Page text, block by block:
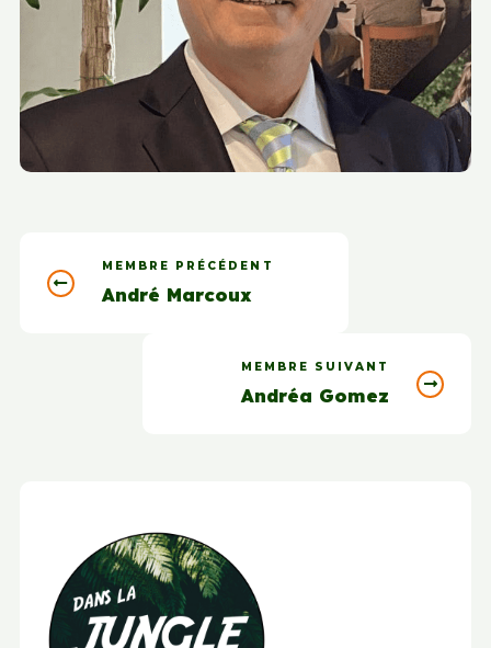
MEMBRE PRÉCÉDENT
André Marcoux
MEMBRE SUIVANT
Andréa Gomez